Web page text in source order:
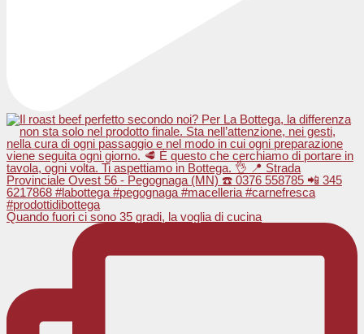
Quando fuori ci sono 35 gradi, la voglia di cucina